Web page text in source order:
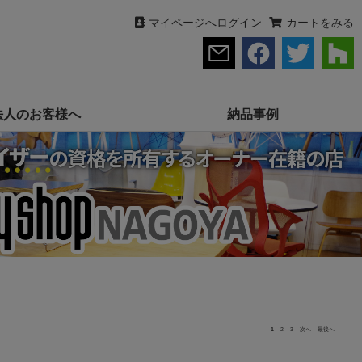
マイページへログイン カートをみる
人のお客様へ 納品事例
1 2 3 次へ 最後へ